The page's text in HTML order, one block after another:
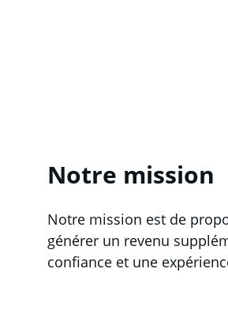
Notre mission
Notre mission est de
générer un revenu
confiance et une